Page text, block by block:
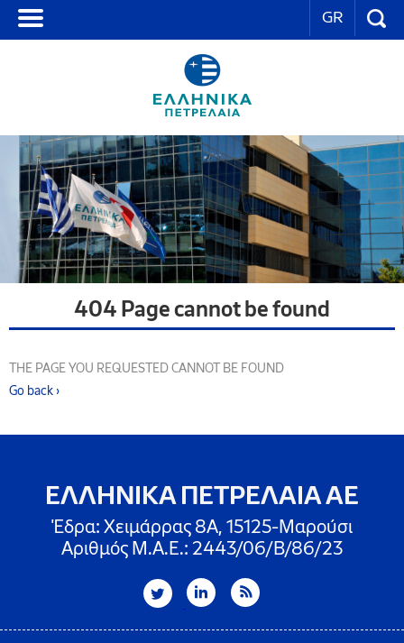
GR
404 Page cannot be found
THE PAGE YOU REQUESTED CANNOT BE FOUND
Go back ›
ΕΛΛΗΝΙΚΑ ΠΕΤΡΕΛΑΙΑ ΑΕ
Έδρα: Χειμάρρας 8A, 15125-Μαρούσι
Αριθμός Μ.Α.Ε.: 2443/06/Β/86/23